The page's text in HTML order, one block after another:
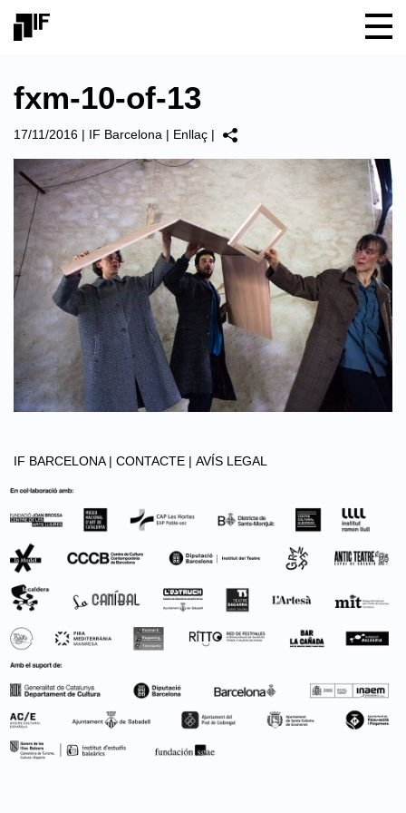
fxm-10-of-13
17/11/2016 | IF Barcelona | Enllaç |
IF BARCELONA | CONTACTE | AVÍS LEGAL